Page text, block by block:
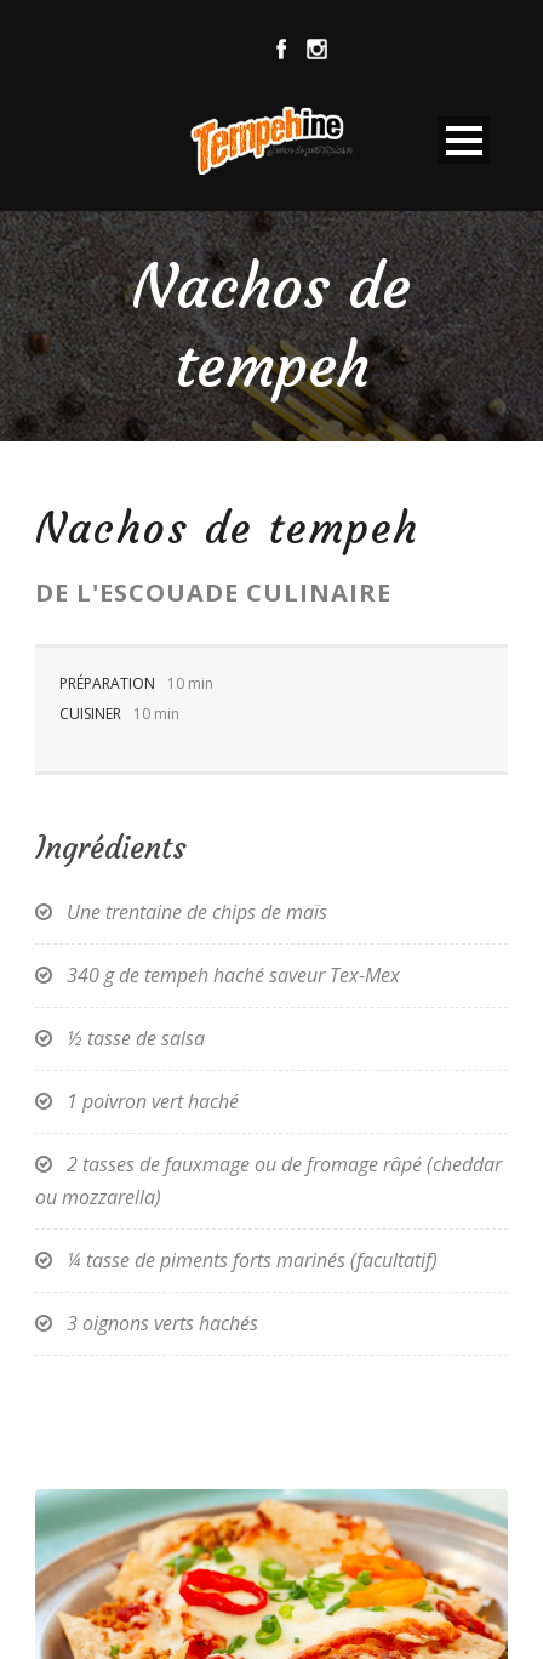
FR
Nachos de
tempeh
Nachos de tempeh
DE L'ESCOUADE CULINAIRE
PRÉPARATION
10 min
CUISINER
10 min
Ingrédients
Une trentaine de chips de maïs
340 g de tempeh haché saveur Tex-Mex
½ tasse de salsa
1 poivron vert haché
2 tasses de fauxmage ou de fromage râpé (cheddar
ou mozzarella)
¼ tasse de piments forts marinés (facultatif)
3 oignons verts hachés